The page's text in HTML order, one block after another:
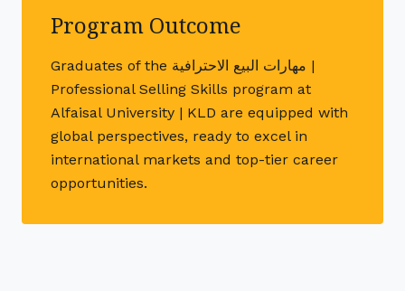
Program Outcome
Graduates of the مهارات البيع الاحترافية |
Professional Selling Skills program at
Alfaisal University | KLD are equipped with
global perspectives, ready to excel in
international markets and top-tier career
opportunities.